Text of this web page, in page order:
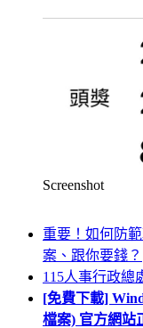
Screenshot
重要！如何防
案、跟你要錢？
115人事行政總
[免費下載]
檔案) 官方網站